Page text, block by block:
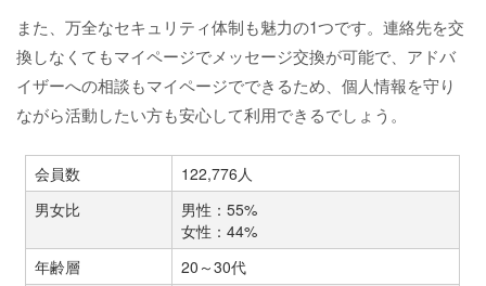
また、万全なセキュリティ体制も魅力の1つです。連絡先を交
換しなくてもマイページでメッセージ交換が可能で、アドバ
イザーへの相談もマイページでできるため、個人情報を守り
ながら活動したい方も安心して利用できるでしょう。
会員数
122,776人
男女比
男性：55%
女性：44%
年齢層
20～30代